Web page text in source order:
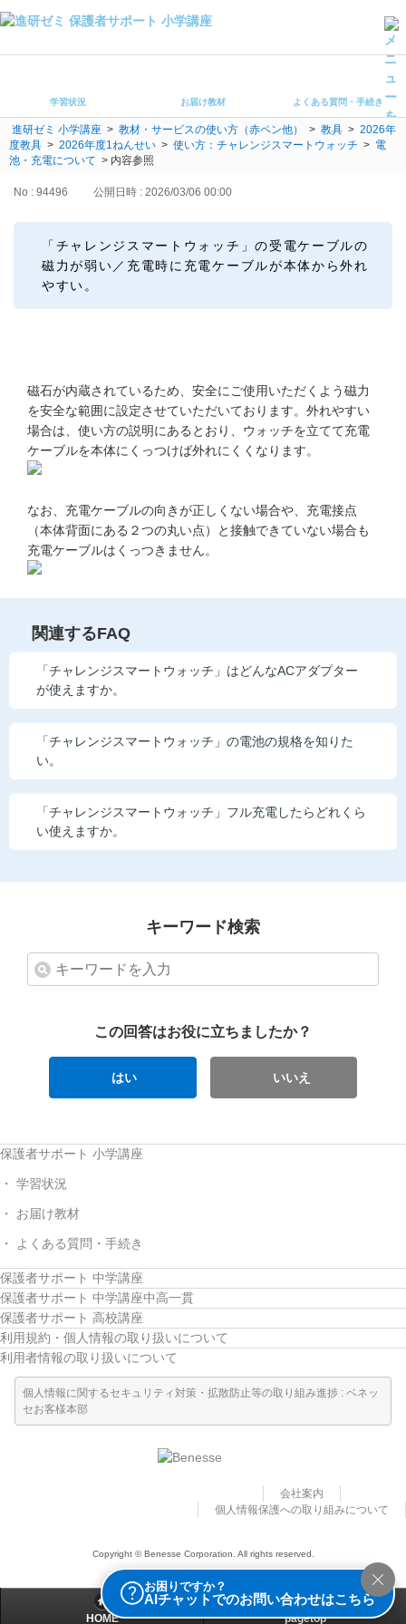
よくある質問・手続き
保護者サポート小学講座 トップ
登録情報の変更・各種お手続き
よくある質問・お問い合わせ
他の講座のよくある質問・手続きはこちら
進研ゼミ 中学講座
進研ゼミ 中学講座 中高一貫
進研ゼミ小学講座のご紹介はこちら
会員サイト(お子様用)はこちら
学習状況 お届け教材 よくある質問・手続き
進研ゼミ 小学講座 > 教材・サービスの使い方（赤ペン他） > 教具 > 2026年
度教具 > 2026年度1ねんせい > 使い方：チャレンジスマートウォッチ > 電
池・充電について > 内容参照
No : 94496 公開日時 : 2026/03/06 00:00
「チャレンジスマートウォッチ」の受電ケーブルの
磁力が弱い／充電時に充電ケーブルが本体から外れ
やすい。
磁石が内蔵されているため、安全にご使用いただくよう磁力
を安全な範囲に設定させていただいております。外れやすい
場合は、使い方の説明にあるとおり、ウォッチを立てて充電
ケーブルを本体にくっつけば外れにくくなります。
なお、充電ケーブルの向きが正しくない場合や、充電接点
（本体背面にある２つの丸い点）と接触できていない場合も
充電ケーブルはくっつきません。
関連するFAQ
「チャレンジスマートウォッチ」はどんなACアダプター
が使えますか。
「チャレンジスマートウォッチ」の電池の規格を知りた
い。
「チャレンジスマートウォッチ」フル充電したらどれくら
い使えますか。
キーワード検索
この回答はお役に立ちましたか？
はい いいえ
お困りですか？
AIチャットでのお問い合わせはこちら
保護者サポート 小学講座
学習状況
お届け教材
よくある質問・手続き
保護者サポート 中学講座
保護者サポート 中学講座中高一貫
保護者サポート 高校講座
利用規約・個人情報の取り扱いについて
利用者情報の取り扱いについて
個人情報に関するセキュリティ対策・拡散防止等の取り組み進捗 : ベネッ
セお客様本部
Copyright © Benesse Corporation. All rights reserved.
会社案内
個人情報保護への取り組みについて
HOME pagetop